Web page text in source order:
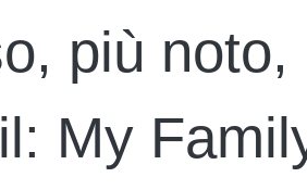
più
My